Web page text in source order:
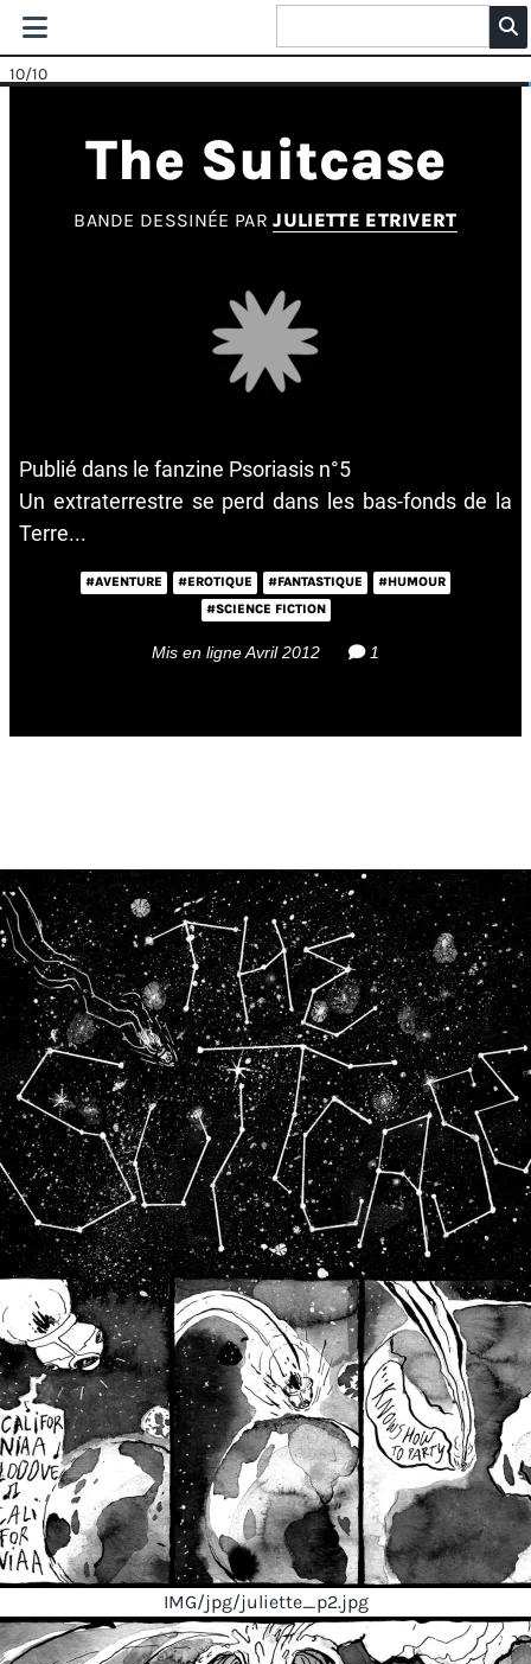
10/10
The Suitcase
BANDE DESSINÉE PARJULIETTE ETRIVERT
Publié dans le fanzine Psoriasis n°5
Un extraterrestre se perd dans les bas-fonds de la
Terre...
#AVENTURE #EROTIQUE #FANTASTIQUE
#HUMOUR
#SCIENCE FICTION
Mis en ligne Avril 2012 1
IMG/jpg/juliette_p2.jpg